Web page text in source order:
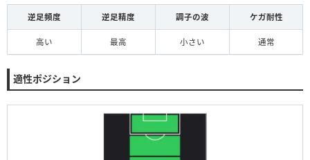
逆足頻度 逆足精度 調子の波 ケガ耐性
高い 最高 小さい 通常
適性ポジション